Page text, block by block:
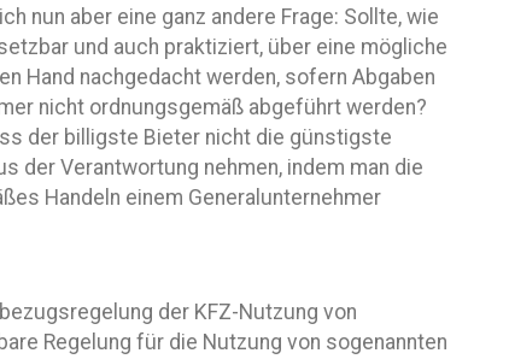
nun aber eine ganz andere Frage: Sollte, wie
und auch praktiziert, über eine mögliche
Hand nachgedacht werden, sofern Abgaben
nicht ordnungsgemäß abgeführt werden?
der billigste Bieter nicht die günstigste
der Verantwortung nehmen, indem man die
Handeln einem Generalunternehmer
der KFZ-Nutzung von
Regelung für die Nutzung von sogenannten